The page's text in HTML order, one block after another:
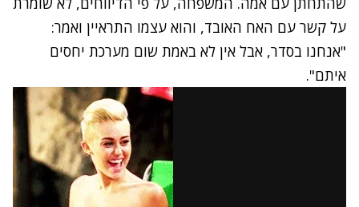
על קשר עם האח האובד, והוא עצמו התראיין ואמר:
"אנחנו בסדר, אבל אין לא באמת שום מערכת יחסים
איתם".